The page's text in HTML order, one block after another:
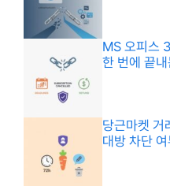
MS 오피스
한 번에 끝내
당근마켓 거
대방 차단